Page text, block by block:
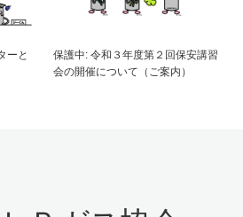
ーと
保護中: 令和３年度第２回保安講習
会の開催について（ご案内）